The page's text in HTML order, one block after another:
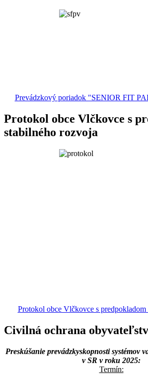
Prevádzkový poriadok "SENIOR FIT
Protokol obce Vlčkovce s
stabilného rozvoja
Protokol obce Vlčkovce s predpokladom
Civilná ochrana
Preskúšanie prevádzkyskopnosti systémov
v SR v roku 2025:
Termín: